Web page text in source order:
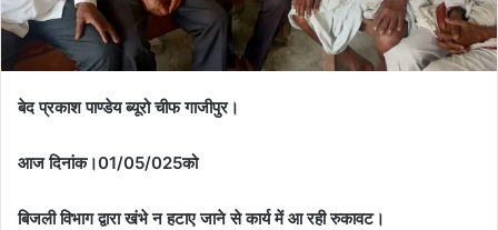
बेद प्रकाश पाण्डेय ब्यूरो चीफ गाजीपुर।
आज दिनांक।01/05/025को
बिजली विभाग द्वारा खंभे न हटाए जाने से कार्य में आ रही रुकावट।